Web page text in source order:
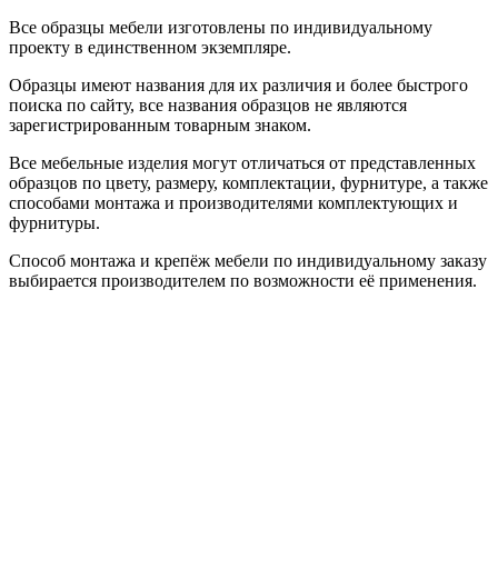
Все образцы мебели изготовлены по индивидуальному
проекту в единственном экземпляре.
Образцы имеют названия для их различия и более быстрого
поиска по сайту, все названия образцов не являются
зарегистрированным товарным знаком.
Все мебельные изделия могут отличаться от представленных
образцов по цвету, размеру, комплектации, фурнитуре, а также
способами монтажа и производителями комплектующих и
фурнитуры.
Способ монтажа и крепёж мебели по индивидуальному заказу
выбирается производителем по возможности её применения.